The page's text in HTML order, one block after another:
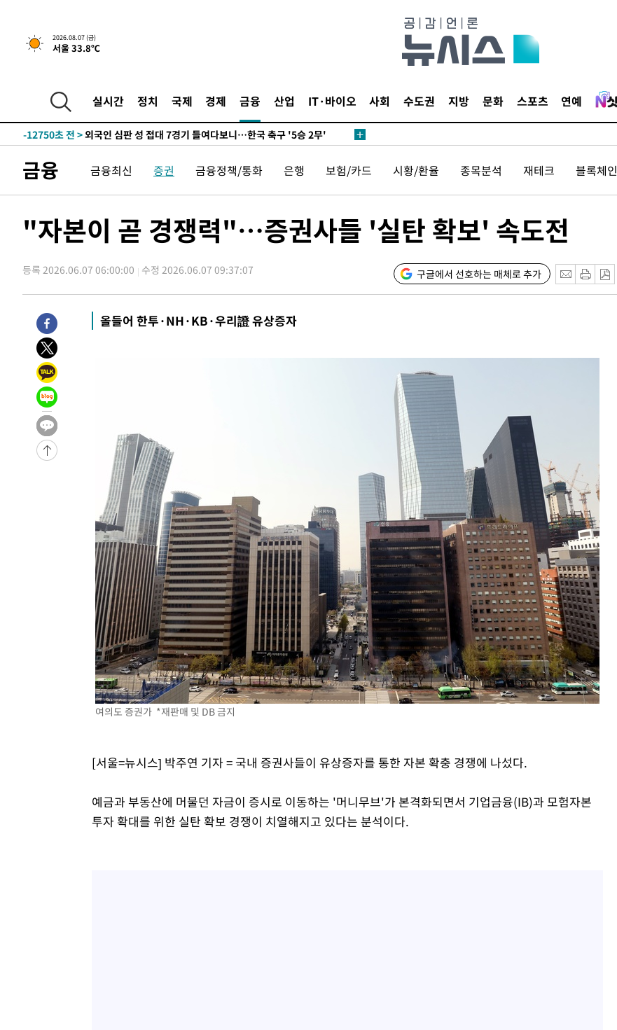
2026.08.07 (금)
서울 33.8℃
실시간 정치 국제 경제 금융 산업 IT·바이오 사회 수도권 지방 문화 스포츠 연예
-20401초 전 >[속보]이 대통령, '호우피해' 안동·의성 관할 4개 면 특별재난지역
선포
-20364초 전 >[단독]중수청 지원 검사들, 정원 초과 시 낮은 계급 임용…희망지 못
-16641초 전 >
SK하이닉스, 용인·청주 팹에 54조 투자…"AI 메모리 수요 선제 대
-13497초 전 >
-12750초 전 >외국인 심판 성 접대 7경기 들여다보니…한국 축구 '5승 2무'
-12437초 전 >
[속보]코스피, 6200선 약보합…0.60% 내린 6258.77에 마쳐
-12417초 전 >[속보]원·달러 환율, 7.7원 내린 1416.1원 마감
-9396초 전 >[속보]종합특검, '계엄 수용공간 확보' 신용해 前교정본부장 기소
-8240초 전 >11시간 압수수색에 성접대 파문까지…'쑥대밭' 된 축구협회
-7262초 전 >[속보]규제합리화위원회 부위원장에 김태유 서울대 공대 교수…이병
-3620초 전 >
[속보]국힘 윤리위, '돌려차기 발언' 진종오·서범수 징계 절차 개시
17분 전 >
[속보] 7월 중국 수출 23.9%↑ 수입 27.5%↑…무역총액 25.3%↑
1시간 전 >
-29804초 전 >
실천"
-28889초 전 >
운드는 임시"
-20457초 전 >
-20421초 전 >
선포
-20384초 전 >
[단독]중수청 지원 검사들, 정원 초과 시 낮은 계급 임용…희망지 못
갈 수도
낮 최고 37도 찜통더위…곳곳 소나기·강원 많은 비[내일날씨]
SK하이닉스, 용인·청주 팹에 54조 투자…"AI 메모리 수요 선제 대
여자배구 이재영·이다영 자매, 아제르바이잔 투란VC 입단
외국인 심판 성 접대 7경기 들여다보니…한국 축구 '5승 2무'
[속보]코스닥, 2.86포인트(0.36%) 내린 798.81마감
[속보]코스피, 6200선 약보합…0.60% 내린 6258.77에 마쳐
[속보]원·달러 환율, 7.7원 내린 1416.1원 마감
[속보] 노원서 40.1도 관측…서울, 2018년 이후 첫 40도
[속보]종합특검, '계엄 수용공간 확보' 신용해 前교정본부장 기소
외신들도 주목한 韓축구 파문…"국민적 공분에 수사 재개"
11시간 압수수색에 성접대 파문까지…'쑥대밭' 된 축구협회
[속보]규제합리화위원회 부위원장에 김태유 서울대 공대 교수…이병
[속보]국힘 윤리위, '돌려차기 발언' 진종오·서범수 징계 절차 개시
금융 금융최신 증권 금융정책/통화 은행 보험/카드 시황/환율 종목분석 재테크 블록체인
"자본이 곧 경쟁력"…증권사들 '실탄 확보' 속도전
등록 2026.06.07 06:00:00 수정 2026.06.07 09:37:07 구글에서 선호하는 매체로 추가
올들어 한투·NH·KB·우리證 유상증자
여의도 증권가 *재판매 및 DB 금지
[서울=뉴시스] 박주연 기자 = 국내 증권사들이 유상증자를 통한 자본 확충 경쟁에 나섰다.
예금과 부동산에 머물던 자금이 증시로 이동하는 '머니무브'가 본격화되면서 기업금융(IB)과 모험자본
투자 확대를 위한 실탄 확보 경쟁이 치열해지고 있다는 분석이다.